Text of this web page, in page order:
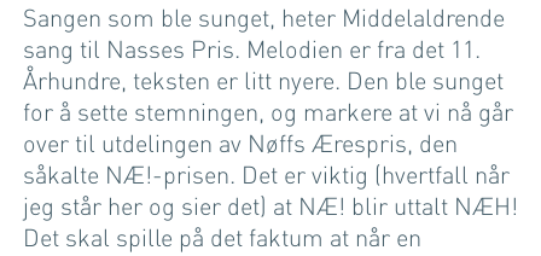
Sangen som ble sunget, heter Middelaldrende
sang til Nasses Pris. Melodien er fra det 11.
Århundre, teksten er litt nyere. Den ble sunget
for å sette stemningen, og markere at vi nå går
over til utdelingen av Nøffs Ærespris, den
såkalte NÆ!-prisen. Det er viktig (hvertfall når
jeg står her og sier det) at NÆ! blir uttalt NÆH!
Det skal spille på det faktum at når en